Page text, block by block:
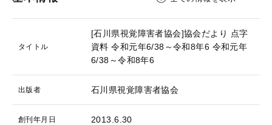
タイトル
[石川県視覚障害者協会]協会だより 点字
資料 令和元年6/38～令和8年6 令和元年
6/38～令和8年6
出版者 石川県視覚障害者協会
創刊年月日 2013.6.30